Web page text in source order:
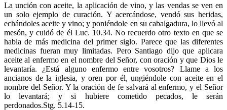
La unción con aceite, la aplicación de vino, y las vendas se ven en
un solo ejemplo de curación. Y acercándose, vendó sus heridas,
echándoles aceite y vino; y poniéndole en su cabalgadura, lo llevó al
mesón, y cuidó de él Luc. 10.34. No recuerdo otro texto en que se
habla de más medicina del primer siglo. Parece que las diferentes
medicinas fueran muy limitadas. Pero Santiago dijo que aplicara
aceite al enfermo en el nombre del Señor, con oración y que Dios le
levantaría. ¿Está alguno enfermo entre vosotros? Llame a los
ancianos de la iglesia, y oren por él, ungiéndole con aceite en el
nombre del Señor. Y la oración de fe salvará al enfermo, y el Señor
lo levantará; y si hubiere cometido pecados, le serán
perdonados.Stg. 5.14-15.